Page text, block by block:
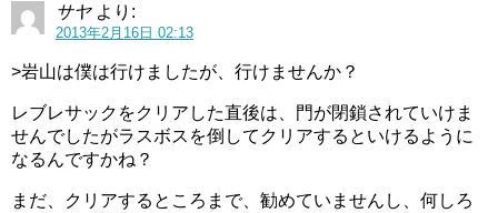
サヤ より:
2013年2月16日 02:13
>岩山は僕は行けましたが、行けませんか？
レブレサックをクリアした直後は、門が閉鎖されていけま
せんでしたがラスボスを倒してクリアするといけるように
なるんですかね？
まだ、クリアするところまで、勧めていませんし、何しろ